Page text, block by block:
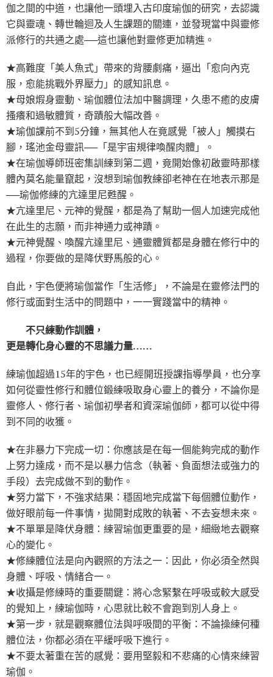
伽之間的中道，也讓他一頭埋入古印度瑜伽的研究，去認識
它與靈魂、轉世輪迴及人生課題的關連，並發現當中與靈修
派修行的共通之處──這也讓他對靈修更加精進。
★高難度「美人魚式」帶來的背腰劇痛，逼出「愈向內克
服，愈能挑戰外界壓力」的感知訊息。
★母娘煆身靈動、瑜伽體位法加中醫調理，久患不癒的皮膚
搔癢和過敏體質，奇蹟般大幅改善。
★瑜伽課前不到5分鐘，無其他人在竟感覺「被人」觸摸右
腳，瑤池金母靈訊──「是宇宙規律喚醒肉體」。
★在瑜伽導師班密集訓練到第二週，竟開始像初啟靈時那樣
體內莫名能量竄起，沒想到瑜伽教練卻老神在在地表示那是
──瑜伽修練的亢達里尼甦醒。
★亢達里尼、元神的覺醒，都是為了幫助一個人加速完成他
在此生的志願，而非神通力或神蹟。
★元神覺醒、喚醒亢達里尼、通靈體質都是身體在修行中的
過程，你要做的是降伏野馬般的心。
自此，宇色便將瑜伽當作「生活修」，不論是在靈修法門的
修行或面對生活中的問題中，一一實踐當中的精神。
不只練動作訓體，
更是轉化身心靈的不思議力量……
練瑜伽超過15年的宇色，也已經開班授課指導學員，也分享
如何從靈性修行和體位鍛練吸取身心靈上的養分，不論你是
靈修人、修行者、瑜伽初學者和資深瑜伽師，都可以從中得
到不同的收獲。
★在非暴力下完成一切：你應該是在每一個能夠完成的動作
上努力達成，而不是以暴力信念（執著、負面想法或強力的
手段）去完成做不到的動作。
★努力當下，不強求結果：穩固地完成當下每個體位動作，
做好眼前每一件事情，拋開對成敗的執著、不去妄想未來。
★不單單是降伏身體：練習瑜伽更重要的是，細緻地去觀察
心的變化。
★修練體位法是向內觀照的方法之一：因此，你必須全然與
身體、呼吸、情緒合一。
★收攝是修練時的重要關鍵：將心念緊繫在呼吸或較大感受
的覺知上，練瑜伽時，心思就比較不會跑到別人身上。
★第一步，就是觀察體位法與呼吸間的平衡：不論操練何種
體位法，你都必須在平緩呼吸下進行。
★不要太著重在苦的感覺：要用堅毅和不悲痛的心情來練習
瑜伽。